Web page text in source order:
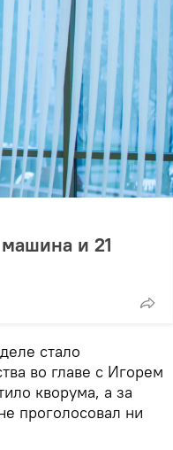
и 21
стало
во главе с Игорем
кворума, а за
проголосовал ни